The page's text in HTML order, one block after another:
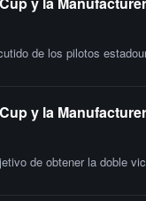
de los pilotos
y la
de obtener la doble